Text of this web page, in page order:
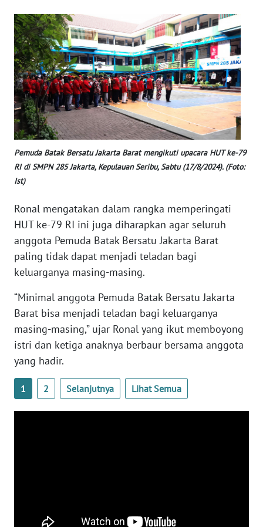
Pemuda Batak Bersatu Jakarta Barat mengikuti upacara HUT ke-79
RI di SMPN 285 Jakarta, Kepulauan Seribu, Sabtu (17/8/2024). (Foto:
Ist)
Ronal mengatakan dalam rangka memperingati
HUT ke-79 RI ini juga diharapkan agar seluruh
anggota Pemuda Batak Bersatu Jakarta Barat
paling tidak dapat menjadi teladan bagi
keluarganya masing-masing.
“Minimal anggota Pemuda Batak Bersatu Jakarta
Barat bisa menjadi teladan bagi keluarganya
masing-masing,” ujar Ronal yang ikut memboyong
istri dan ketiga anaknya berbaur bersama anggota
yang hadir.
1 2 Selanjutnya Lihat Semua
BANTEN
WN
NTT
WN
KEPRI
WN
PAPUA
BARAT
WN
RIAU
SERAMBI
WN
JAMBI
WN
SULTRA
WN